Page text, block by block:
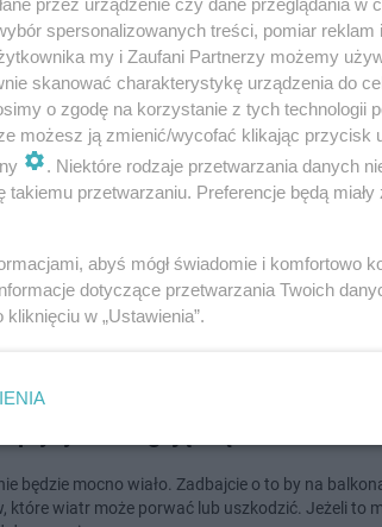
ostrzega przed silnym wiatrem
będzie silnie wiało. IMGW wydał ostrzeżenie o
będzie mocno wiało. Zadbajcie o to by na
które wiatr może porwać lub uszkodzić. Jeżeli to
przez urządzenie czy dane przeglądania w
spersonalizowanych treści, pomiar reklam
my i Zaufani Partnerzy możemy
skanować charakterystykę urządzenia do
o zgodę na korzystanie z tych technologii
możesz ją zmienić/wycofać klikając przycisk
. Niektóre rodzaje przetwarzania danych
przetwarzaniu. Preferencje będą
abyś mógł świadomie i komfortowo
dotyczące przetwarzania Twoich
kliknięciu w „Ustawienia”.